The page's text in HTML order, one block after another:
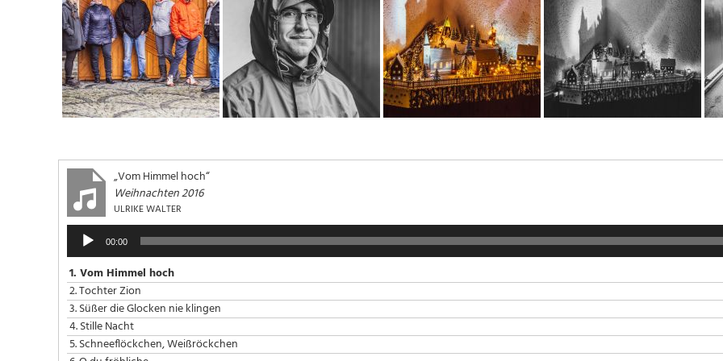
„Vom Himmel hoch“
Weihnachten 2016
ULRIKE WALTER
Audio-
Player
00:00
1. Vom Himmel hoch
2.Tochter Zion
3.Süßer die Glocken nie klingen
4.Stille Nacht
5.Schneeflöckchen, Weißröckchen